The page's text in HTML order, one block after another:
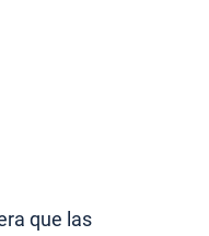
que las